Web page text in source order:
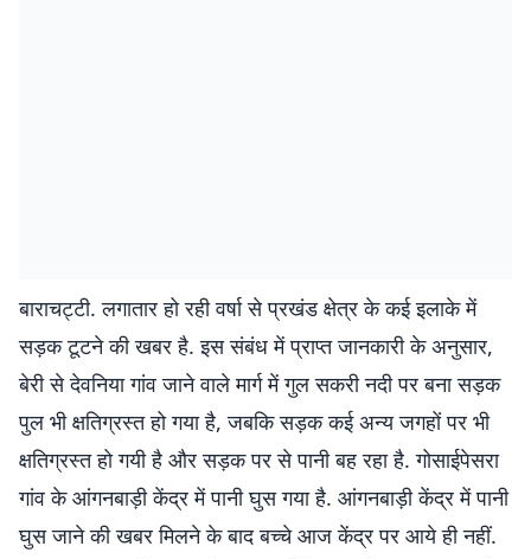
बाराचट्टी. लगातार हो रही वर्षा से प्रखंड क्षेत्र के कई इलाके में
सड़क टूटने की खबर है. इस संबंध में प्राप्त जानकारी के अनुसार,
बेरी से देवनिया गांव जाने वाले मार्ग में गुल सकरी नदी पर बना सड़क
पुल भी क्षतिग्रस्त हो गया है, जबकि सड़क कई अन्य जगहों पर भी
क्षतिग्रस्त हो गयी है और सड़क पर से पानी बह रहा है. गोसाईपेसरा
गांव के आंगनबाड़ी केंद्र में पानी घुस गया है. आंगनबाड़ी केंद्र में पानी
घुस जाने की खबर मिलने के बाद बच्चे आज केंद्र पर आये ही नहीं.